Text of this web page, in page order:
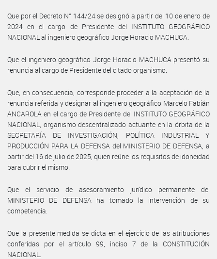
Que por el Decreto N° 144/24 se designó a partir del 10 de enero de
2024 en el cargo de Presidente del INSTITUTO GEOGRÁFICO
NACIONAL al ingeniero geográfico Jorge Horacio MACHUCA.
Que el ingeniero geográfico Jorge Horacio MACHUCA presentó su
renuncia al cargo de Presidente del citado organismo.
Que, en consecuencia, corresponde proceder a la aceptación de la
renuncia referida y designar al ingeniero geográfico Marcelo Fabián
ANCAROLA en el cargo de Presidente del INSTITUTO GEOGRÁFICO
NACIONAL, organismo descentralizado actuante en la órbita de la
SECRETARÍA DE INVESTIGACIÓN, POLÍTICA INDUSTRIAL Y
PRODUCCIÓN PARA LA DEFENSA del MINISTERIO DE DEFENSA, a
partir del 16 de julio de 2025, quien reúne los requisitos de idoneidad
para cubrir el mismo.
Que el servicio de asesoramiento jurídico permanente del
MINISTERIO DE DEFENSA ha tomado la intervención de su
competencia.
Que la presente medida se dicta en el ejercicio de las atribuciones
conferidas por el artículo 99, inciso 7 de la CONSTITUCIÓN
NACIONAL.